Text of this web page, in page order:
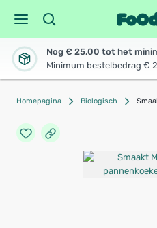
Nog € 25,00 tot het
Minimum bestelbedrag €
Homepagina Biologisch